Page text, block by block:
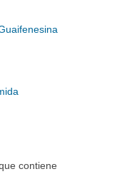
contiene